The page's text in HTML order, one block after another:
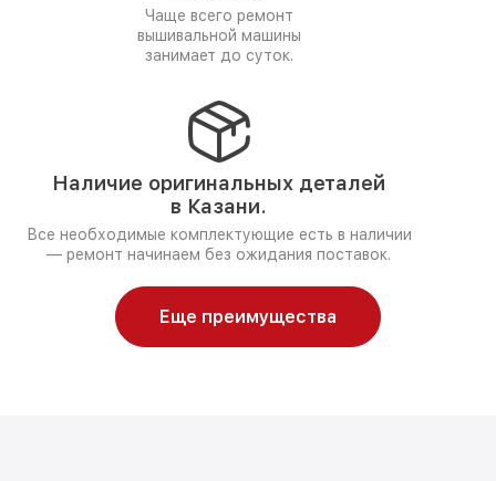
Чаще всего ремонт
вышивальной машины
занимает до суток.
Наличие оригинальных деталей
в Казани.
Все необходимые комплектующие есть в наличии
— ремонт начинаем без ожидания поставок.
Еще преимущества